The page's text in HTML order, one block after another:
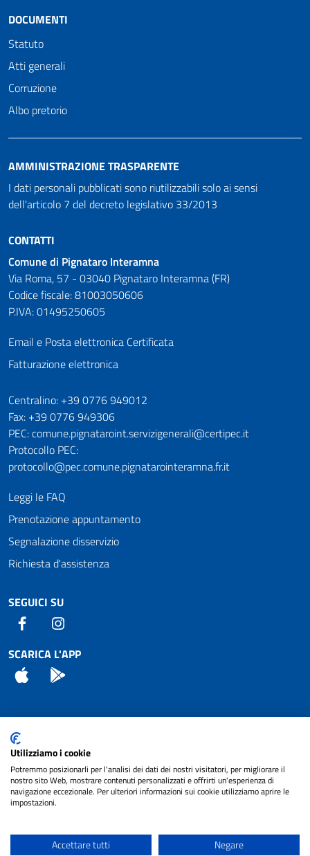
DOCUMENTI
Statuto
Atti generali
Corruzione
Albo pretorio
AMMINISTRAZIONE TRASPARENTE
I dati personali pubblicati sono riutilizzabili solo ai sensi
dell'articolo 7 del decreto legislativo 33/2013
CONTATTI
Comune di Pignataro Interamna
Via Roma, 57 - 03040 Pignataro Interamna (FR)
Codice fiscale: 81003050606
P.IVA: 01495250605
Email e Posta elettronica Certificata
Fatturazione elettronica
Numeri utili
Centralino: +39 0776 949012
Fax: +39 0776 949306
PEC: comune.pignataroint.servizigenerali@certipec.it
Protocollo PEC:
protocollo@pec.comune.pignatarointeramna.fr.it
Leggi le FAQ
Prenotazione appuntamento
Segnalazione disservizio
Richiesta d'assistenza
SEGUICI SU
Facebook
SCARICA L'APP
App Store
Attuazione Misure PNRR
Piano di miglioramento del sito
Note legali
cura diNET SMART
Utilizziamo i cookie
Potremmo posizionarli per l'analisi dei dati dei nostri visitatori, per migliorare il
nostro sito Web, mostrare contenuti personalizzati e offrirti un'esperienza di
navigazione eccezionale. Per ulteriori informazioni sui cookie utilizziamo aprire le
impostazioni.
Accettare tutti Negare